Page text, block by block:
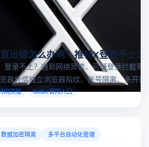
出错怎么办啊？推特X登录不上怎
登录不上？遇到网络异常、可疑登录拦截等
器凭借独立浏览器指纹、账号隔离、多开窗
，让推特X登录更稳定安全～
网页版 twitter官网入口
数据加密隔离 多平台自动化管理